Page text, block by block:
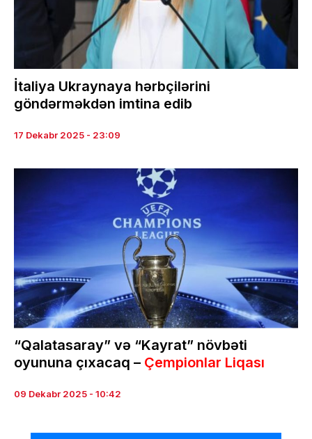
İtaliya Ukraynaya hərbçilərini
göndərməkdən imtina edib
17 Dekabr 2025 - 23:09
“Qalatasaray” və “Kayrat” növbəti
oyununa çıxacaq – Çempionlar Liqası
09 Dekabr 2025 - 10:42